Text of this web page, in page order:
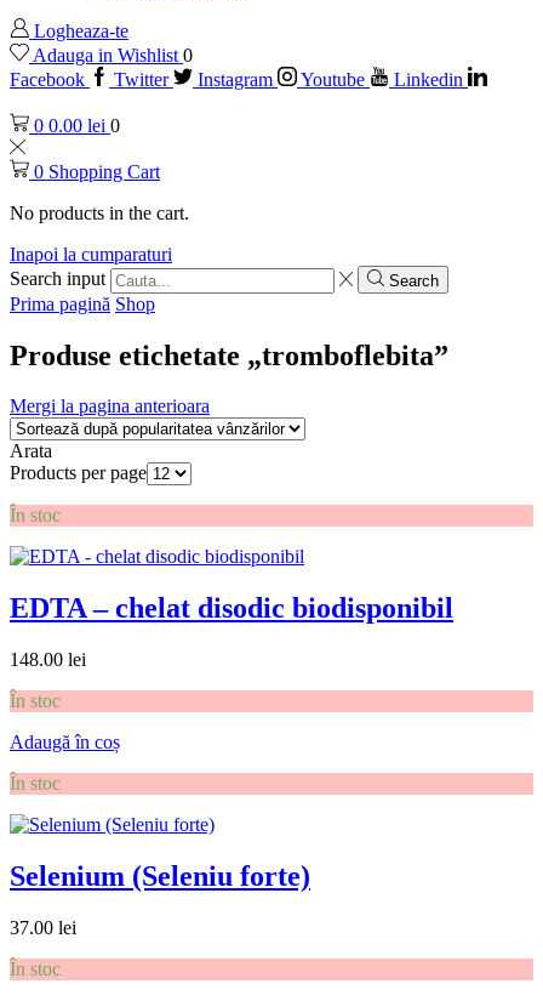
Logheaza-te
Adauga in Wishlist 0
Facebook
Twitter Instagram Youtube Linkedin
0 0.00 lei 0
0 Shopping Cart
No products in the cart.
Inapoi la cumparaturi
Search input
Search
Prima pagină Shop
Produse etichetate „tromboflebita”
Mergi la pagina anterioara
Arata
Products per page
În stoc
EDTA – chelat disodic biodisponibil
148.00 lei
În stoc
Adaugă în coș
În stoc
Selenium (Seleniu forte)
37.00 lei
În stoc